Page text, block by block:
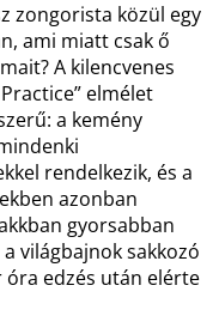
zongorista közül egy
ami miatt csak ő
A kilencvenes
elmélet
a kemény
rendelkezik, és a
azonban
gyorsabban
világbajnok sakkozó
óra edzés után elérte